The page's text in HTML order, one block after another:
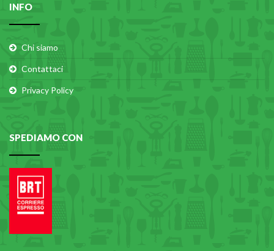
INFO
Chi siamo
Contattaci
Privacy Policy
SPEDIAMO CON